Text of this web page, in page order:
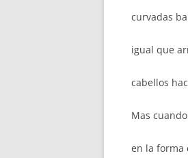
curvadas
igual que
cabellos
Mas
en la forma